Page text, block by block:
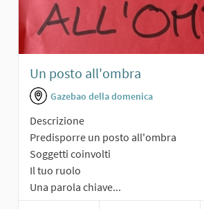
Un posto all'ombra
Gazebao della domenica
Descrizione
Predisporre un posto all'ombra
Soggetti coinvolti
Il tuo ruolo
Una parola chiave...